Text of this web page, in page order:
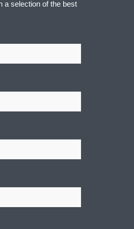
a selection of the best